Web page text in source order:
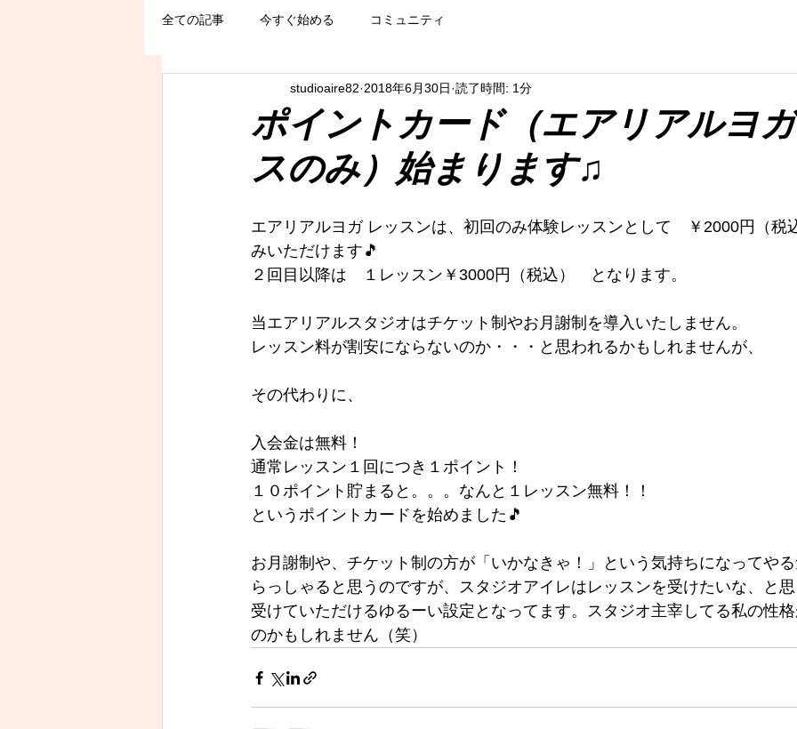
全ての記事 今すぐ始める コミュニティ
ポイントカード（エアリアルヨ
スのみ）始まります♫
studioaire82 2018年6月30日 読了時間: 1分
エアリアルヨガ レッスンは、初回のみ体験レッスンとして　￥2000円（税
みいただけます🎵
２回目以降は　１レッスン￥3000円（税込）　となります。
当エアリアルスタジオはチケット制やお月謝制を導入いたしません。
レッスン料が割安にならないのか・・・と思われるかもしれませんが、
その代わりに、
入会金は無料！
通常レッスン１回につき１ポイント！
１０ポイント貯まると。。。なんと１レッスン無料！！
というポイントカードを始めました🎵
お月謝制や、チケット制の方が「いかなきゃ！」という気持ちになってや
らっしゃると思うのですが、スタジオアイレはレッスンを受けたいな、と
受けていただけるゆるーい設定となってます。スタジオ主宰してる私の性
のかもしれません（笑）